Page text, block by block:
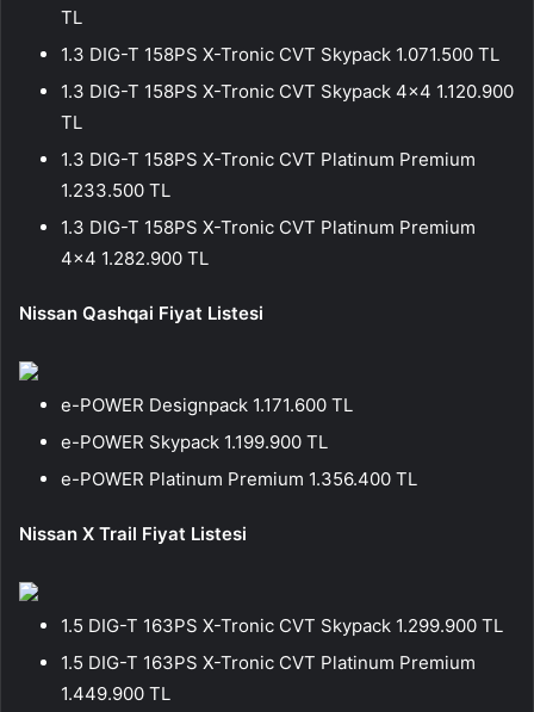
TL
1.3 DIG-T 158PS X-Tronic CVT Skypack 1.071.500 TL
1.3 DIG-T 158PS X-Tronic CVT Skypack 4×4 1.120.900
TL
1.3 DIG-T 158PS X-Tronic CVT Platinum Premium
1.233.500 TL
1.3 DIG-T 158PS X-Tronic CVT Platinum Premium
4×4 1.282.900 TL
Nissan Qashqai Fiyat Listesi
e-POWER Designpack 1.171.600 TL
e-POWER Skypack 1.199.900 TL
e-POWER Platinum Premium 1.356.400 TL
Nissan X Trail Fiyat Listesi
1.5 DIG-T 163PS X-Tronic CVT Skypack 1.299.900 TL
1.5 DIG-T 163PS X-Tronic CVT Platinum Premium
1.449.900 TL